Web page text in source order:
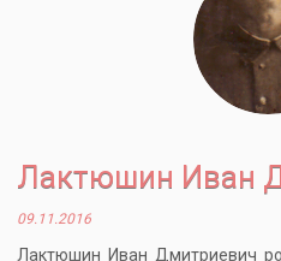
Лактюшин Иван
09.11.2016
Лактюшин Иван Дмитриевич